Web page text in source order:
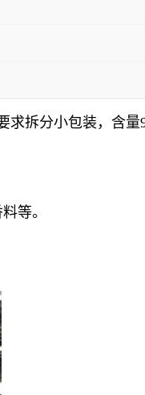
拆分小包装，含
等。